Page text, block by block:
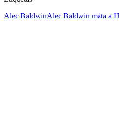
Alec BaldwinAlec Baldwin mata a